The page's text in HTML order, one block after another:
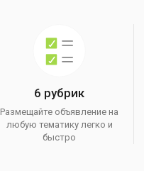
6 рубрик
Размещайте объявление на
любую тематику легко и
быстро